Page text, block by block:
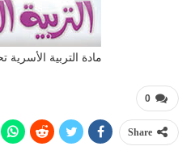
مادة التربية
0
Share